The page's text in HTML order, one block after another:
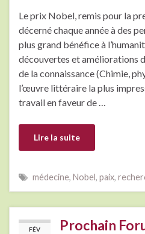
Le prix Nobel, remis pour la
décerné chaque année à des
plus grand bénéfice à
découvertes et améliorations
de la connaissance (Chimie,
l’œuvre littéraire la plus
travail en faveur de …
Lire la suite
médecine, Nobel, paix,
FÉV
Prochain